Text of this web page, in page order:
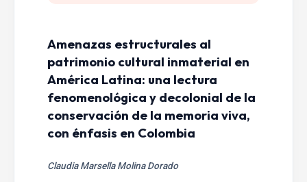
Amenazas estructurales al
patrimonio cultural inmaterial en
América Latina: una lectura
fenomenológica y decolonial de la
conservación de la memoria viva,
con énfasis en Colombia
Claudia Marsella Molina Dorado